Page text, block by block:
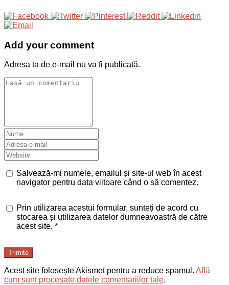
Add your comment
Adresa ta de e-mail nu va fi publicată.
Salvează-mi numele, emailul și site-ul web în acest
navigator pentru data viitoare când o să comentez.
Prin utilizarea acestui formular, sunteți de acord cu
stocarea și utilizarea datelor dumneavoastră de către
acest site. *
Trimite
Acest site folosește Akismet pentru a reduce spamul. Află
cum sunt procesate datele comentariilor tale.